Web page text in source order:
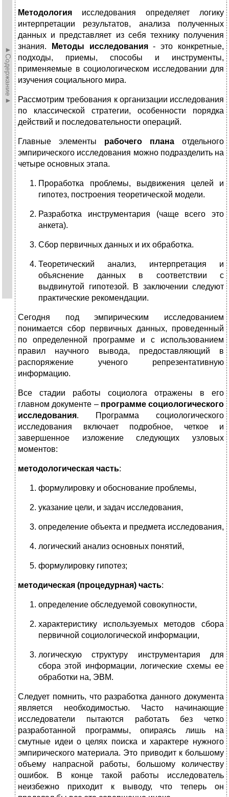
►Содержание►
Методология исследования определяет логику
интерпретации результатов, анализа полученных
данных и представляет из себя технику получения
знания.
Методы исследования- это конкретные,
подходы, приемы, способы и инструменты,
применяемые в социологическом исследовании для
изучения социального мира.
Рассмотрим требования к орга­низации исследования
по классической стратегии, особен­ности порядка
действий и последовательности опера­ций.
Главные элементы рабочего плана отдельного
эмпирического исследования можно подразделить на
четыре основных этапа.
Проработка проблемы, выдвижения целей и
гипотез, построения теоретической модели.
Разработка инструментария (чаще всего это
анкета).
Сбор первичных данных и их обработка.
Теоретический анализ, интерпретация и
объяснение данных в соответствии с
выдвинутой гипотезой. В заключении следуют
практические рекомендации.
Сегодня под эмпирическим исследованием
понимается сбор первичных данных, проведенный
по определенной программе и с использованием
правил научного вывода, предоставляющий в
распоряжение ученого репрезентативную
информацию.
Все стадии работы социолога отражены в его
главном документе – программе социологического
исследования. Программа социологического
исследования включает подробное, четкое и
завершенное изложение следующих узловых
моментов:
методологическая часть:
формулировку и обоснование проблемы,
указание цели, и задач исследования,
определение объекта и предмета исследования,
логический анализ основных понятий,
формулировку гипотез;
методическая (процедурная) часть:
определение обследуемой совокупности,
характеристику используемых методов сбора
первичной социологической информации,
логическую структуру инструментария для
сбора этой информации, логические схемы ее
обработки на, ЭВМ.
Следует помнить, что разработка данного документа
является необходимостью. Часто начинающие
исследователи пытаются работать без четко
разработан­ной программы, опираясь лишь на
смутные идеи о целях поиска и харак­тере нужного
эмпирического материала. Это приводит к большому
объему напрасной работы, большому количеству
ошибок. В конце такой работы исследователь
неизбежно приходит к выводу, что теперь он